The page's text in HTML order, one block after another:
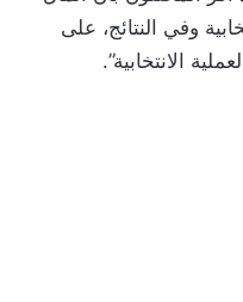
وفي النتائج، على
الانتخابية”.